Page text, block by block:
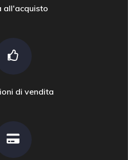
all'acquisto
di vendita